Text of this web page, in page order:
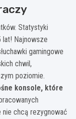
Statystyki
lat! Najnowsze
gamingowe
chwil,
poziomie.
konsole, które
nie chcą rezygnować